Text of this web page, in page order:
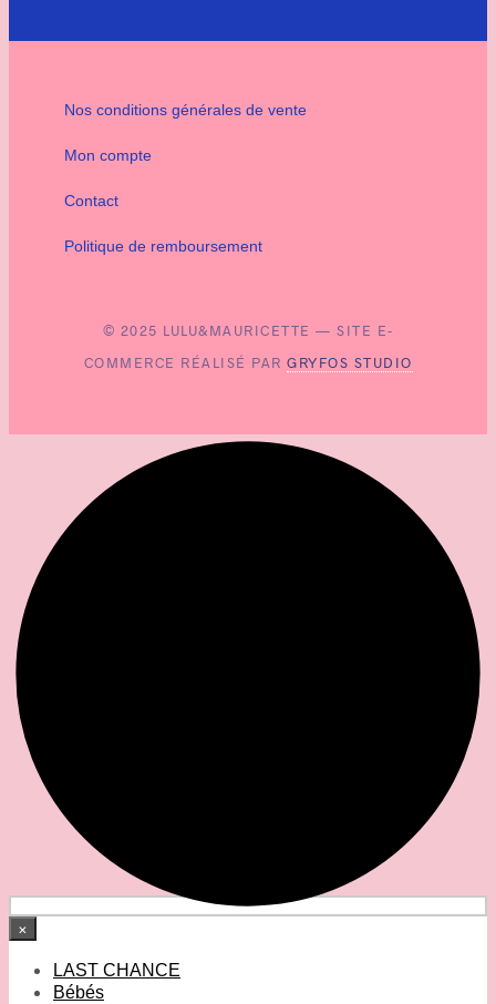
Nos conditions générales de vente
Mon compte
Contact
Politique de remboursement
© 2025 LULU&MAURICETTE — SITE E-
COMMERCE RÉALISÉ PAR GRYFOS STUDIO
×
LAST CHANCE
Bébés